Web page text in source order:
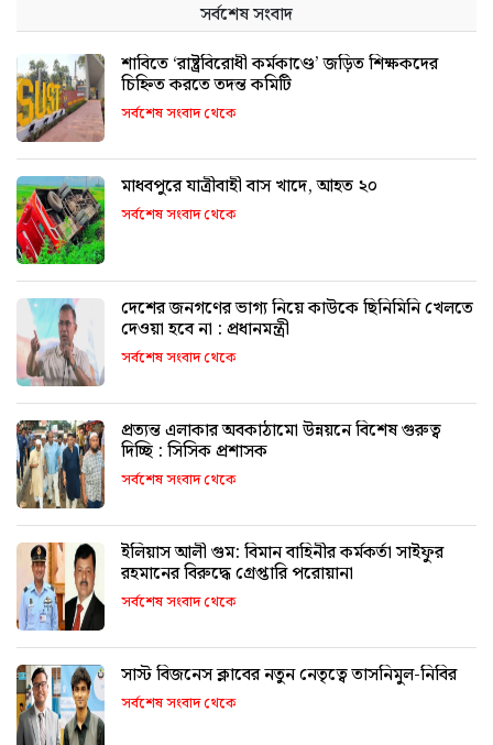
সর্বশেষ সংবাদ
শাবিতে ‘রাষ্ট্রবিরোধী কর্মকাণ্ডে’ জড়িত শিক্ষকদের
চিহ্নিত করতে তদন্ত কমিটি
সর্বশেষ সংবাদ থেকে
মাধবপুরে যাত্রীবাহী বাস খাদে, আহত ২০
সর্বশেষ সংবাদ থেকে
দেশের জনগণের ভাগ্য নিয়ে কাউকে ছিনিমিনি খেলতে
দেওয়া হবে না : প্রধানমন্ত্রী
সর্বশেষ সংবাদ থেকে
প্রত্যন্ত এলাকার অবকাঠামো উন্নয়নে বিশেষ গুরুত্ব
দিচ্ছি : সিসিক প্রশাসক
সর্বশেষ সংবাদ থেকে
ইলিয়াস আলী গুম: বিমান বাহিনীর কর্মকর্তা সাইফুর
রহমানের বিরুদ্ধে গ্রেপ্তারি পরোয়ানা
সর্বশেষ সংবাদ থেকে
সাস্ট বিজনেস ক্লাবের নতুন নেতৃত্বে তাসনিমুল-নিবির
সর্বশেষ সংবাদ থেকে